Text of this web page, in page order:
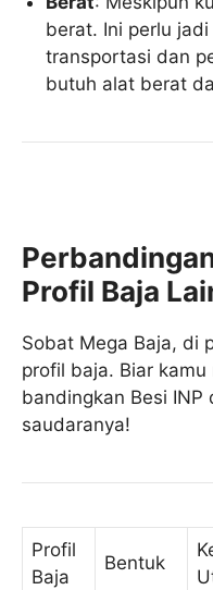
berat. Ini perlu
transportasi dan
butuh alat berat
Profil Baja
Sobat Mega Baja, di
profil baja. Biar
bandingkan Besi
saudaranya!
Profil
Baja
Bentuk